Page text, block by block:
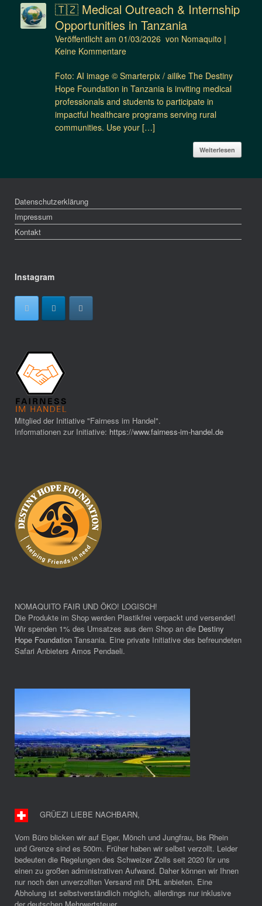
🇹🇿 Medical Outreach & Internship
Opportunities in Tanzania
Veröffentlicht am 01/03/2026 von Nomaquito |
Keine Kommentare
Foto: AI image © Smarterpix / ailike The Destiny
Hope Foundation in Tanzania is inviting medical
professionals and students to participate in
impactful healthcare programs serving rural
communities. Use your […]
Weiterlesen
Datenschutzerklärung
Impressum
Kontakt
Instagram
Mitglied der Initiative "Fairness im Handel".
Informationen zur Initiative: https://www.fairness-im-handel.de
NOMAQUITO FAIR UND ÖKO! LOGISCH!
Die Produkte im Shop werden Plastikfrei verpackt und versendet!
Wir spenden 1% des Umsatzes aus dem Shop an die Destiny
Hope Foundation Tansania. Eine private Initiative des befreundeten
Safari Anbieters Amos Pendaeli.
GRÜEZI LIEBE NACHBARN,
Vom Büro blicken wir auf Eiger, Mönch und Jungfrau, bis Rhein
und Grenze sind es 500m. Früher haben wir selbst verzollt. Leider
bedeuten die Regelungen des Schweizer Zolls seit 2020 für uns
einen zu großen administrativen Aufwand. Daher können wir Ihnen
nur noch den unverzollten Versand mit DHL anbieten. Eine
Abholung ist selbstverständlich möglich, allerdings nur inklusive